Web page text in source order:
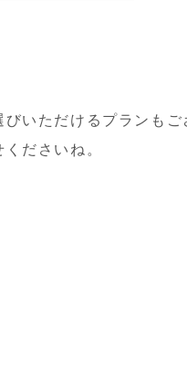
いただけるプランもご
ださいね。